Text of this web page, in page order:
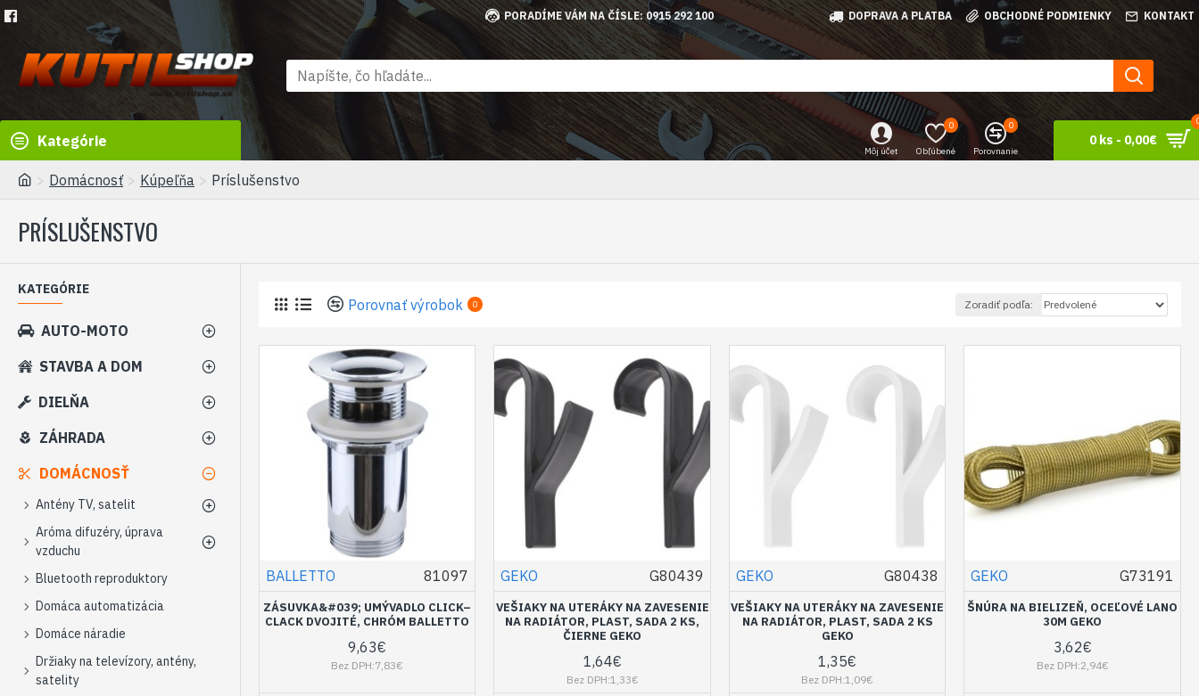
PORADÍME VÁM NA ČÍSLE: 0915 292 100 DOPRAVA A PLATBA OBCHODNÉ PODMIENKY KONTAKT
Kategórie
Môj účet Obľúbené
0
Porovnanie
0
0 ks - 0,00€
Domácnosť Kúpeľňa Príslušenstvo
PRÍSLUŠENSTVO
KATEGÓRIE
AUTO-MOTO
STAVBA A DOM
DIELŇA
ZÁHRADA
DOMÁCNOSŤ
Antény TV, satelit
Aróma difuzéry, úprava
vzduchu
Bluetooth reproduktory
Domáca automatizácia
Domáce náradie
Držiaky na televízory, antény,
satelity
Porovnať výrobok 0 Zoradiť podľa:
BALLETTO 81097
ZÁSUVKA&#039; UMÝVADLO CLICK–
CLACK DVOJITÉ, CHRÓM BALLETTO
9,63€
Bez DPH:7,83€
GEKO G80439
VEŠIAKY NA UTERÁKY NA ZAVESENIE
NA RADIÁTOR, PLAST, SADA 2 KS,
ČIERNE GEKO
1,64€
Bez DPH:1,33€
GEKO G80438
VEŠIAKY NA UTERÁKY NA ZAVESENIE
NA RADIÁTOR, PLAST, SADA 2 KS
GEKO
1,35€
Bez DPH:1,09€
GEKO G73191
ŠNÚRA NA BIELIZEŇ, OCEĽOVÉ LANO
30M GEKO
3,62€
Bez DPH:2,94€